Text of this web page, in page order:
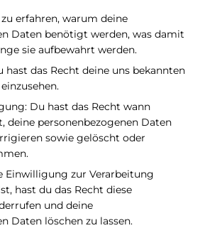
erfahren, warum deine
Daten benötigt werden, was damit
sie aufbewahrt werden.
hast das Recht deine uns bekannten
Du hast das Recht wann
deine personenbezogenen Daten
sowie gelöscht oder
Einwilligung zur Verarbeitung
hast du das Recht diese
und deine
Daten löschen zu lassen.